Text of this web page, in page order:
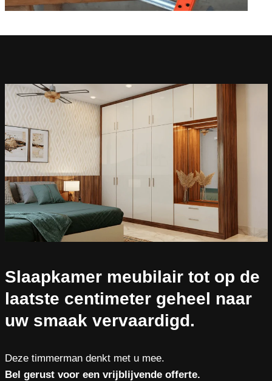
Slaapkamer meubilair tot op de
laatste centimeter geheel naar
uw smaak vervaardigd.
Deze timmerman denkt met u mee.
Bel gerust voor een vrijblijvende offerte.